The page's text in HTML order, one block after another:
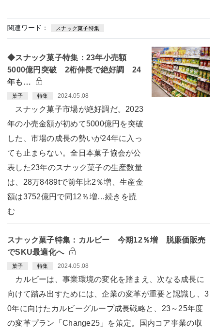
関連ワード： スナック菓子特集
◆スナック菓子特集：23年小売額
5000億円突破 2桁伸長で絶好調 24
年も…
菓子 特集 2024.05.08
スナック菓子市場が絶好調だ。2023
年の小売金額が初めて5000億円を突破
した、市場の成長の勢いが24年に入っ
ても止まらない。全日本菓子協会が公
表した23年のスナック菓子の生産数量
は、28万8489tで前年比2％増、生産金
額は3752億円で同12％増…続きを読
む
スナック菓子特集：カルビー 今期12％増 脱廉価販売
でSKU最適化へ
菓子 特集 2024.05.08
カルビーは、事業環境の変化を踏まえ、次なる成長に
向けて踏み出すためには、企業の変革が重要と認識し、3
0年に向けたカルビーグループ成長戦略と、23～25年度
の変革プラン「Change25」を策定。国内コア事業の収